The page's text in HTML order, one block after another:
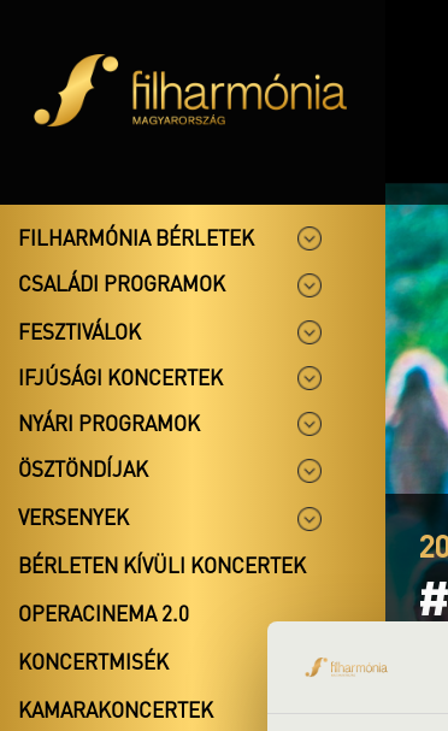
FILHARMÓNIA BÉRLETEK
CSALÁDI PROGRAMOK
FESZTIVÁLOK
IFJÚSÁGI KONCERTEK
NYÁRI PROGRAMOK
ÖSZTÖNDÍJAK
VERSENYEK
BÉRLETEN KÍVÜLI KONCERTEK
OPERACINEMA 2.0
KONCERTMISÉK
KAMARAKONCERTEK